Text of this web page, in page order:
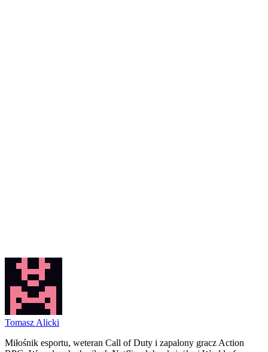
Tomasz Alicki
Miłośnik esportu, weteran Call of Duty i zapalony gracz Action